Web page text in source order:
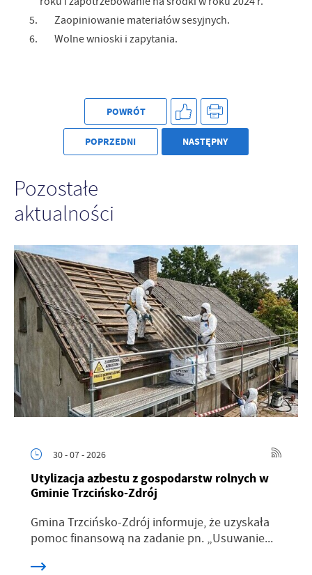
Zaopiniowanie materiałów sesyjnych.
Wolne wnioski i zapytania.
POWRÓT
POPRZEDNI NASTĘPNY
Pozostałe
aktualności
30 - 07 - 2026
Utylizacja azbestu z gospodarstw rolnych w
Gminie Trzcińsko-Zdrój
Gmina Trzcińsko-Zdrój informuje, że uzyskała
pomoc finansową na zadanie pn. „Usuwanie...
Firmy te działają w charakterze pośredników prezentujących nasze
treści w postaci wiadomości, ofert, komunikatów mediów
społecznościowych.